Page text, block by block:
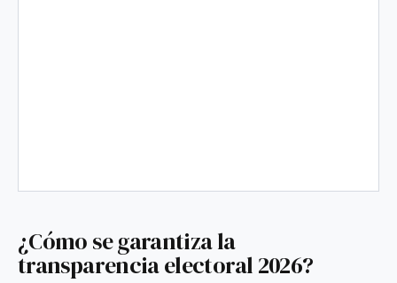
¿Cómo se garantiza la
transparencia electoral 2026?